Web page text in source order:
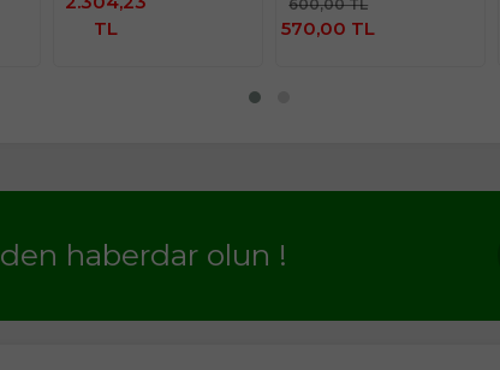
TL
600,00 TL
570,00 TL
haberdar olun !